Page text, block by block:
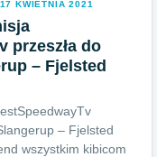
KWIETNIA 2021
przeszła do
– Fjelsted
– Fjelsted
wszystkim kibicom